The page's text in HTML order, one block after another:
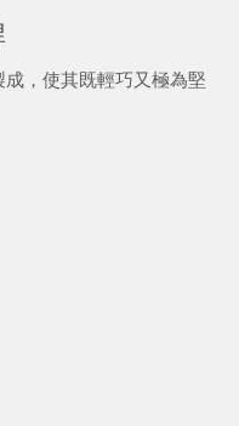
，使其既輕巧又極為堅